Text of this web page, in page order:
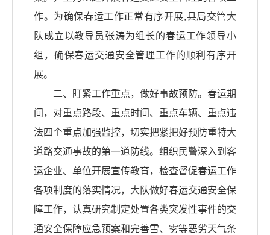
作。为确保春运工作正常有序开展,县局交管大
队成立以教导员张涛为组长的春运工作领导小
组，确保春运交通安全管理工作的顺利有序开
展。
二、盯紧工作重点，做好事故预防。春运期
间，对重点路段、重点时间、重点车辆、重点违
法四个重点加强监控，切实把紧把好预防重特大
道路交通事故的第一道防线。组织民警深入到客
运企业、单位开展宣传教育，检查督促春运工作
各项制度的落实情况，大队做好春运交通安全保
障工作，认真研究制定处置各类突发性事件的交
通安全保障应急预案和完善雪、雾等恶劣天气条